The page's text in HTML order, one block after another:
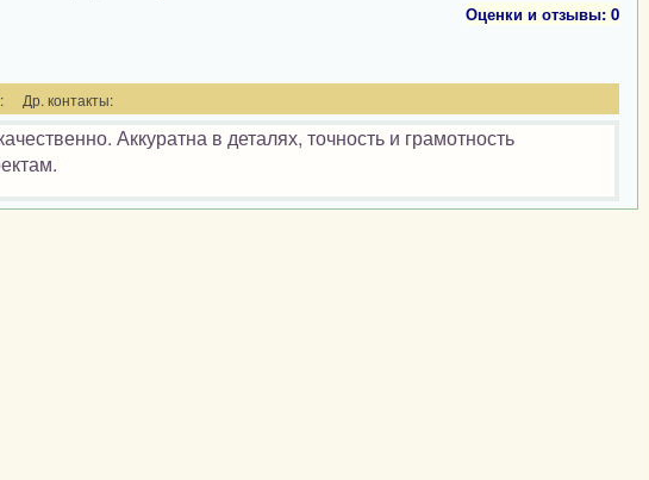
Оценки и отзывы: 0
Др. контакты:
Аккуратна в деталях, точность и грамотность